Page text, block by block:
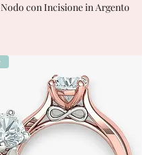
Vista rapida
con Incisione in Argento